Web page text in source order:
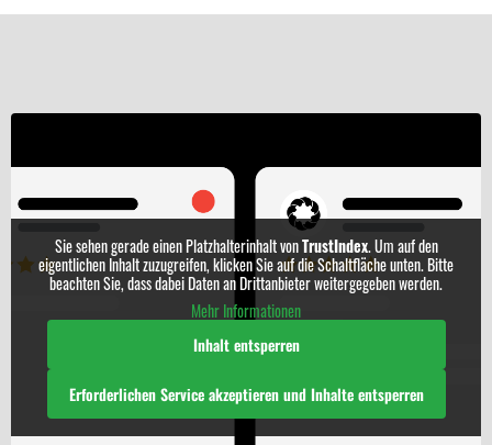
Sie sehen gerade einen Platzhalterinhalt vonTrustIndex. Um auf den
eigentlichen Inhalt zuzugreifen, klicken Sie auf die Schaltfläche unten. Bitte
beachten Sie, dass dabei Daten an Drittanbieter weitergegeben werden.
Mehr Informationen
Inhalt entsperren
Erforderlichen Service akzeptieren und Inhalte entsperren